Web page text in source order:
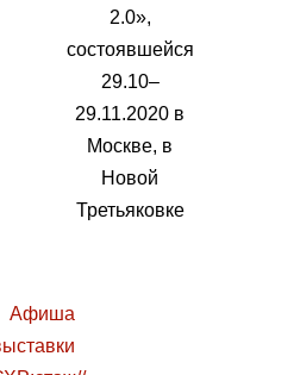
2.0»,
состоявшейся
29.10–
29.11.2020 в
Москве, в
Новой
Третьяковке